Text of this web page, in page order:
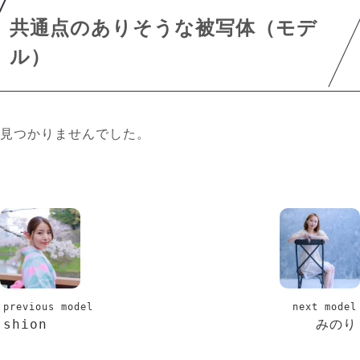
共通点のありそうな被写体（モデ
ル）
見つかりませんでした。
previous model
shion
next model
みのり